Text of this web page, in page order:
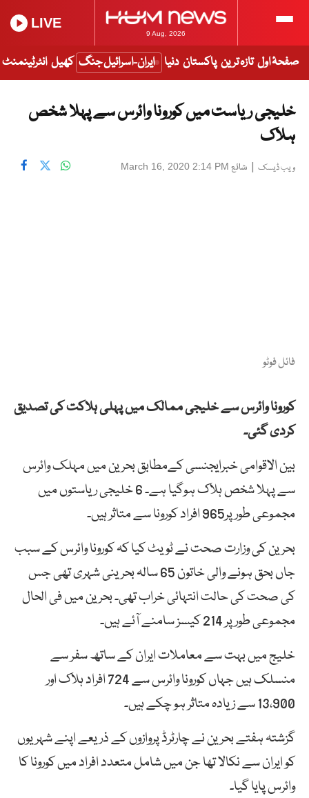
9 Aug, 2026
LIVE
صفحۂ اول تازہ ترین پاکستان دنیا ایران-اسرائیل جنگ کھیل انٹرٹینمنٹ
خلیجی ریاست میں کورونا وائرس سے پہلا شخص
ہلاک
ویب ڈیسک | شائع March 16, 2020 2:14 PM
فائل فوٹو
کورونا وائرس سے خلیجی ممالک میں پہلی ہلاکت کی تصدیق
کردی گئی۔
بین الاقوامی خبرایجنسی کےمطابق بحرین میں مہلک وائرس
سے پہلا شخص ہلاک ہوگیا ہے۔ 6 خلیجی ریاستوں میں
مجموعی طور پر965 افراد کورونا سے متاثر ہیں۔
بحرین کی وزارت صحت نے ٹویٹ کیا کہ کورونا وائرس کے سبب
جاں بحق ہونے والی خاتون 65 سالہ بحرینی شہری تھی جس
کی صحت کی حالت انتہائی خراب تھی۔ بحرین میں فی الحال
مجموعی طور پر 214 کیسز سامنے آئے ہیں۔
خلیج میں بہت سے معاملات ایران کے ساتھ سفر سے
منسلک ہیں جہاں کورونا وائرس سے 724 افراد ہلاک اور
13،900 سے زیادہ متاثر ہو چکے ہیں۔
گزشتہ ہفتے بحرین نے چارٹرڈ پروازوں کے ذریعے اپنے شہریوں
کو ایران سے نکالا تھا جن میں شامل متعدد افراد میں کورونا کا
وائرس پایا گیا۔